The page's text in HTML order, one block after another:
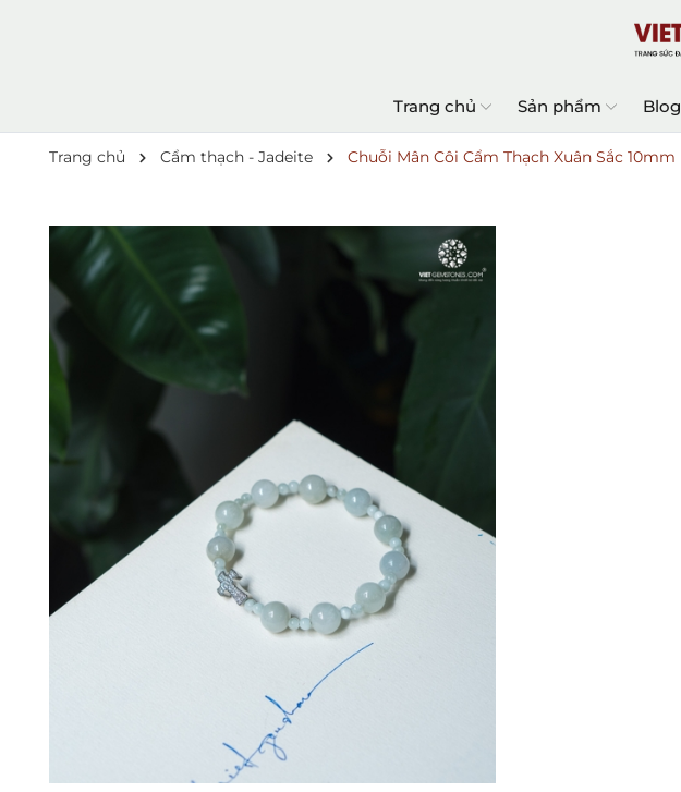
Trang chủ Sản phẩm Blog
Trang chủ Cẩm thạch - Jadeite Chuỗi Mân Côi Cẩm Thạch Xuân Sắc 10mm